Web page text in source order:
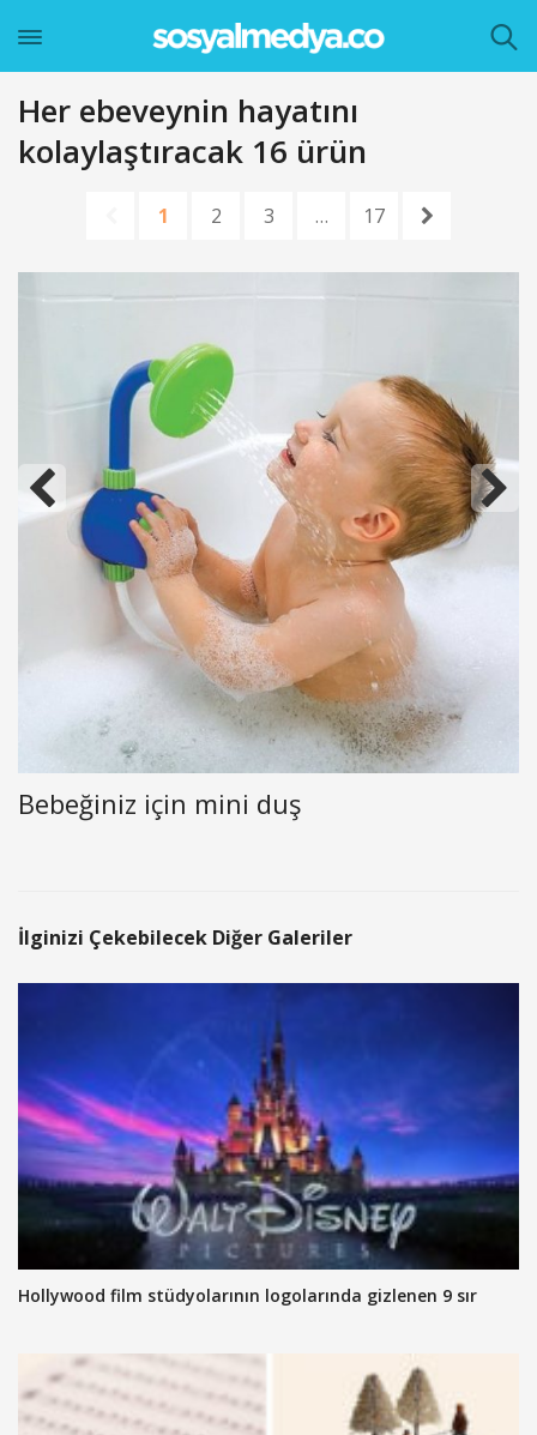
Her ebeveynin hayatını
kolaylaştıracak 16 ürün
1 2 3 … 17
Bebeğiniz için mini duş
İlginizi Çekebilecek Diğer Galeriler
Hollywood film stüdyolarının logolarında gizlenen 9 sır